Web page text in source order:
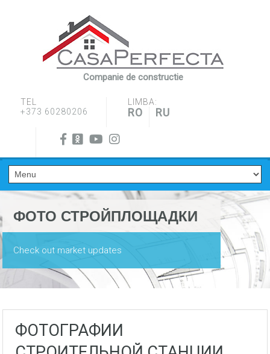
Companie de constructie
TEL
+373 60280206
LIMBA:
RO RU
ФОТО СТРОЙПЛОЩАДКИ
Check out market updates
ФОТОГРАФИИ